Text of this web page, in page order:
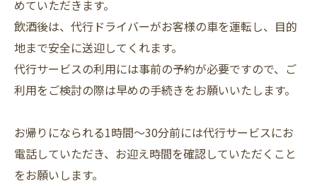
めていただきます。
飲酒後は、代行ドライバーがお客様の車を運転し、目的
地まで安全に送迎してくれます。
代行サービスの利用には事前の予約が必要ですので、ご
利用をご検討の際は早めの手続きをお願いいたします。
お帰りになられる1時間～30分前には代行サービスにお
電話していただき、お迎え時間を確認していただくこと
をお願いします。